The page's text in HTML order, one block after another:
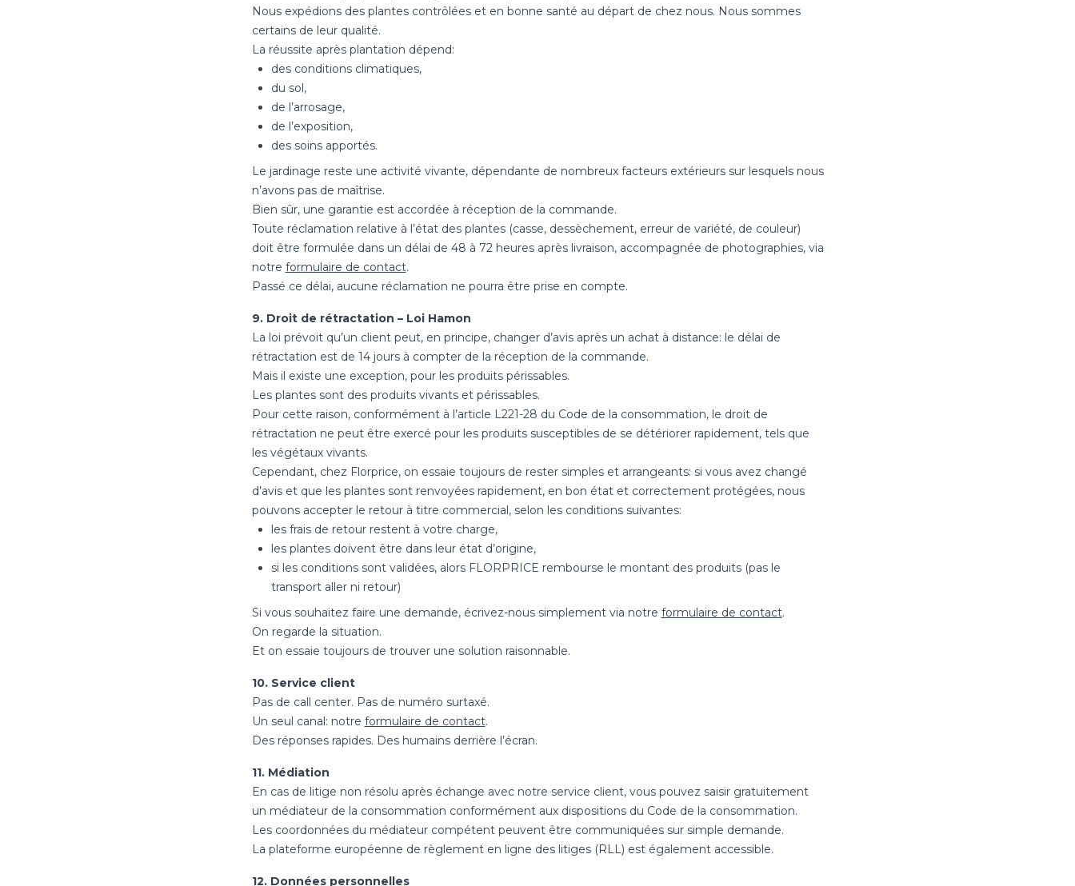
Nous expédions des plantes contrôlées et en bonne santé au départ de chez nous. Nous sommes
certains de leur qualité.
La réussite après plantation dépend:
des conditions climatiques,
du sol,
de l’arrosage,
de l’exposition,
des soins apportés.
Le jardinage reste une activité vivante, dépendante de nombreux facteurs extérieurs sur lesquels nous
n’avons pas de maîtrise.
Bien sûr, une garantie est accordée à réception de la commande.
Toute réclamation relative à l’état des plantes (casse, dessèchement, erreur de variété, de couleur)
doit être formulée dans un délai de 48 à 72 heures après livraison, accompagnée de photographies, via
notre formulaire de contact.
Passé ce délai, aucune réclamation ne pourra être prise en compte.
9. Droit de rétractation – Loi Hamon
La loi prévoit qu’un client peut, en principe, changer d’avis après un achat à distance: le délai de
rétractation est de 14 jours à compter de la réception de la commande.
Mais il existe une exception, pour les produits périssables.
Les plantes sont des produits vivants et périssables.
Pour cette raison, conformément à l’article L221-28 du Code de la consommation, le droit de
rétractation ne peut être exercé pour les produits susceptibles de se détériorer rapidement, tels que
les végétaux vivants.
Cependant, chez Florprice, on essaie toujours de rester simples et arrangeants: si vous avez changé
d’avis et que les plantes sont renvoyées rapidement, en bon état et correctement protégées, nous
pouvons accepter le retour à titre commercial, selon les conditions suivantes:
les frais de retour restent à votre charge,
les plantes doivent être dans leur état d’origine,
si les conditions sont validées, alors FLORPRICE rembourse le montant des produits (pas le
transport aller ni retour)
Si vous souhaitez faire une demande, écrivez-nous simplement via notre formulaire de contact.
On regarde la situation.
Et on essaie toujours de trouver une solution raisonnable.
10. Service client
Pas de call center. Pas de numéro surtaxé.
Un seul canal: notre formulaire de contact.
Des réponses rapides. Des humains derrière l’écran.
11. Médiation
En cas de litige non résolu après échange avec notre service client, vous pouvez saisir gratuitement
un médiateur de la consommation conformément aux dispositions du Code de la consommation.
Les coordonnées du médiateur compétent peuvent être communiquées sur simple demande.
La plateforme européenne de règlement en ligne des litiges (RLL) est également accessible.
12. Données personnelles